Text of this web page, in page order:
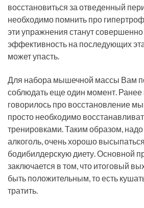
восстановиться за отведенный
необходимо помнить про
эти упражнения станут
эффективность на последующих
может упасть.
Для набора мышечной массы Вам
соблюдать еще один момент. Ранее
говорилось про восстановление
просто необходимо
тренировками. Таким образом,
алкоголь, очень хорошо
бодибилдерскую диету. Основной
заключается в том, что итоговый
быть положительным, то есть
тратить.